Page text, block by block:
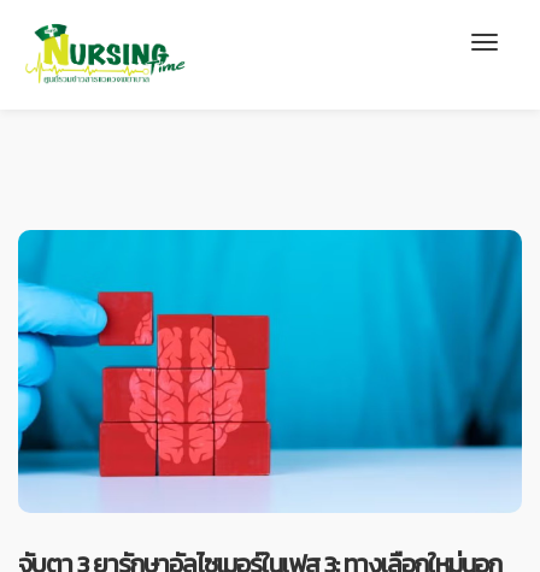
จับตา 3 ยารักษาอัลไซเมอร์ในเฟส 3: ทางเลือกใหม่นอก